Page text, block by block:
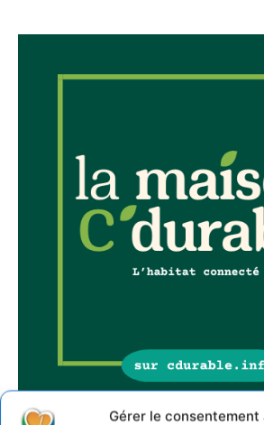
Gérer le consentement